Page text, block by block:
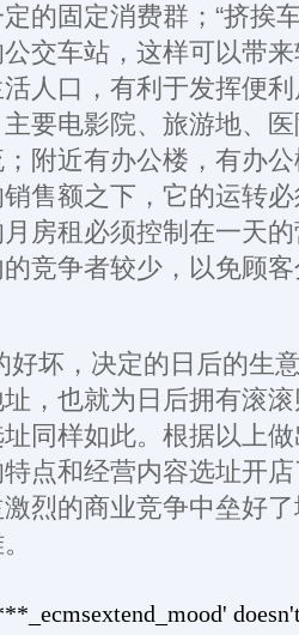
的固定消费群；“挤挨
交车站，这样可以带
人口，有利于发挥便
要电影院、旅游地、
附近有办公楼，有办
售额之下，它的运转
房租必须控制在一天
竞争者较少，以免顾
好坏，决定的日后的生
，也就为日后拥有滚
同样如此。根据以上
点和经营内容选址开
烈的商业竞争中垒好